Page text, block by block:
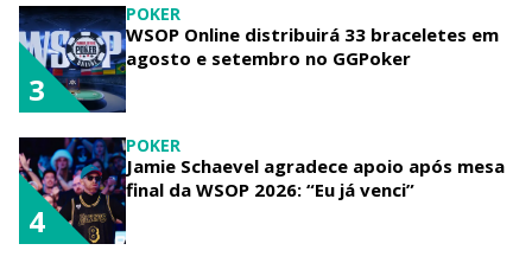
POKER
WSOP Online distribuirá 33 braceletes em
agosto e setembro no GGPoker
3
POKER
Jamie Schaevel agradece apoio após mesa
final da WSOP 2026: “Eu já venci”
4